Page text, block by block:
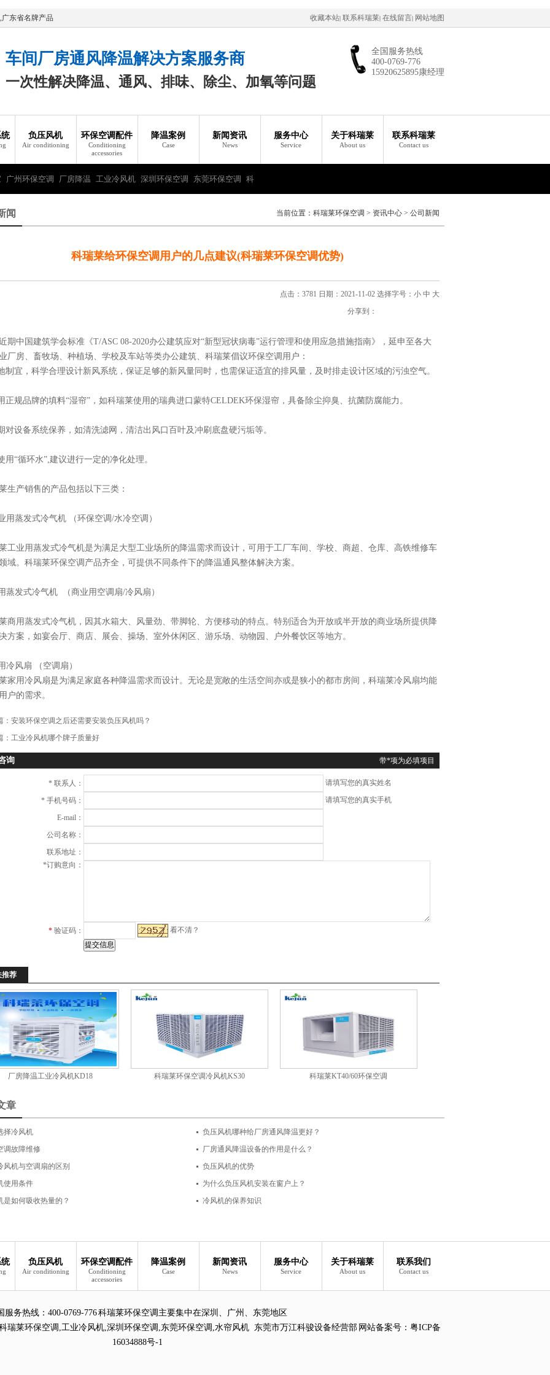
东省名牌产品 收藏本站| 联系科瑞莱| 在线留言| 网站地图
车间厂房通风降温解决方案服务商
一次性解决降温、通风、排味、除尘、加氧等问题
全国服务热线
400-0769-776
15920625895康经理
负压风机
Air conditioning
环保空调配件
Conditioning
accessories
降温案例
Case
新闻资讯
News
服务中心
Service
关于科瑞莱
About us
联系科瑞莱
Contact us
广州环保空调 厂房降温 工业冷风机 深圳环保空调 东莞环保空调 科
闻 当前位置： 科瑞莱环保空调 > 资讯中心 > 公司新闻
科瑞莱给环保空调用户的几点建议(科瑞莱环保空调优势)
点击：3781 日期：2021-11-02 选择字号： 小 中 大
分享到：
期中国建筑学会标准《T/ASC 08-2020办公建筑应对“新型冠状病毒”运行管理和使用应急措施指南》，延申至各大
厂房、畜牧场、种植场、学校及车站等类办公建筑、科瑞莱倡议环保空调用户：
制宜，科学合理设计新风系统，保证足够的新风量同时，也需保证适宜的排风量，及时排走设计区域的污浊空气。
正规品牌的填料“湿帘”，如科瑞莱使用的瑞典进口蒙特CELDEK环保湿帘，具备除尘抑臭、抗菌防腐能力。
对设备系统保养，如清洗滤网，清洁出风口百叶及冲刷底盘硬污垢等。
用“循环水”,建议进行一定的净化处理。
生产销售的产品包括以下三类：
用蒸发式冷气机 （环保空调/水冷空调）
工业用蒸发式冷气机是为满足大型工业场所的降温需求而设计，可用于工厂车间、学校、商超、仓库、高铁维修车
域。 科瑞莱环保空调 产品齐全，可提供不同条件下的降温通风整体解决方案。
蒸发式冷气机 （商业用空调扇/冷风扇）
商用蒸发式冷气机，因其水箱大、风量劲、带脚轮、方便移动的特点。特别适合为开放或半开放的商业场所提供降
方案，如宴会厅、商店、展会、操场、室外休闲区、游乐场、动物园、户外餐饮区等地方。
冷风扇 （空调扇）
家用冷风扇是为满足家庭各种降温需求而设计。无论是宽敞的生活空间亦或是狭小的都市房间，科瑞莱冷风扇均能
户的需求。
： 安装环保空调之后还需要安装负压风机吗？
： 工业冷风机哪个牌子质量好
带*项为必填项目
询
* 联系人： 请填写您的真实姓名
* 手机号码： 请填写您的真实手机
E-mail：
公司名称：
联系地址：
*订购意向：
* 验证码： 看不清？
推荐
厂房降温工业冷风机KD18 科瑞莱环保空调冷风机KS30 科瑞莱KT40/60环保空调
章
择冷风机
负压风机哪种给厂房通风降温更好？
调故障维修
厂房通风降温设备的作用是什么？
风机与空调扇的区别
负压风机的优势
使用条件
为什么负压风机安装在窗户上？
是如何吸收热量的？
冷风机的保养知识
负压风机
Air conditioning
环保空调配件
Conditioning
accessories
降温案例
Case
新闻资讯
News
服务中心
Service
关于科瑞莱
About us
联系我们
Contact us
服务热线： 400-0769-776 科瑞莱环保空调主要集中在深圳、广州、东莞地区
瑞莱环保空调 ,工业冷风机,深圳环保空调 ,东莞环保空调 ,水帘风机 东莞市万江科骏设备经营部 网站备案号： 粤ICP备
16034888号-1